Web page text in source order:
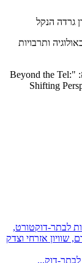
ותרבויות
פרופ' ליפשיץ זכה בקרן גרדה הנקל על מחקרו בנושא: "Beyond the Tel:
Shifting
דוק...